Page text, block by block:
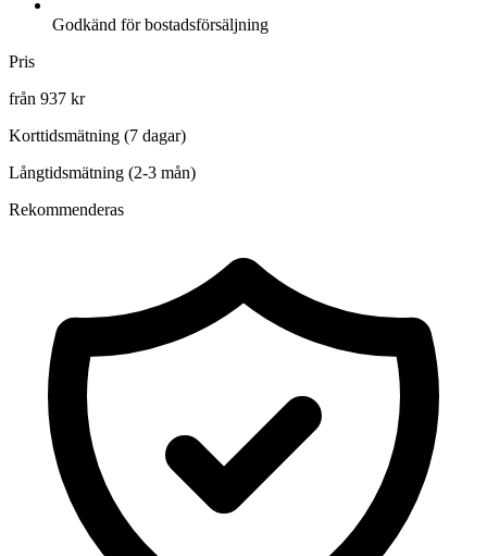
Godkänd för bostadsförsäljning
Pris
från 937 kr
Korttidsmätning (7 dagar)
Långtidsmätning (2-3 mån)
Rekommenderas